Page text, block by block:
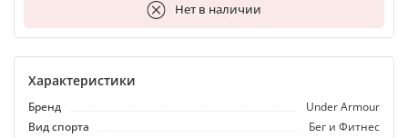
Нет в наличии
В корзину
Характеристики
Бренд
Under Armour
Вид спорта
Бег и Фитнес